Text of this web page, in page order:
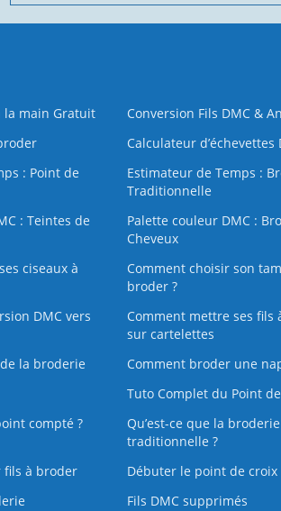
la main Gratuit
Conversion Fils DMC &
Calculateur d’échevettes
: Point de
Estimateur de Temps :
Traditionnelle
: Teintes de
Palette couleur DMC :
Cheveux
ciseaux à
Comment choisir son
broder ?
DMC vers
Comment mettre ses fils
sur cartelettes
la broderie
Comment broder une
Tuto Complet du Point
compté ?
Qu’est-ce que la broderie
traditionnelle ?
fils à broder
Débuter le point de croix
Fils DMC supprimés